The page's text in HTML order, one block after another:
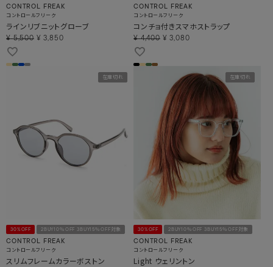
CONTROL FREAK
コントロールフリーク
ラインリブニットグローブ
¥ 5,500 ¥ 3,850
CONTROL FREAK
コントロールフリーク
コンチョ付きスマホストラップ
¥ 4,400 ¥ 3,080
30%OFF 2BUY10％OFF 3BUY15％OFF対象
CONTROL FREAK
コントロールフリーク
スリムフレームカラーボストン
在庫切れ
30%OFF 2BUY10％OFF 3BUY15％OFF対象
CONTROL FREAK
コントロールフリーク
Light ウェリントン
在庫切れ